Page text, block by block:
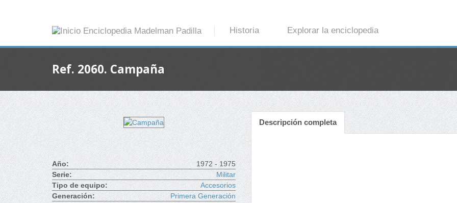
Historia Explorar la enciclopedia
Ref. 2060. Campaña
Año:
1972 - 1975
Serie:
Militar
Tipo de equipo:
Accesorios
Generación:
Primera Generación
Descripción completa